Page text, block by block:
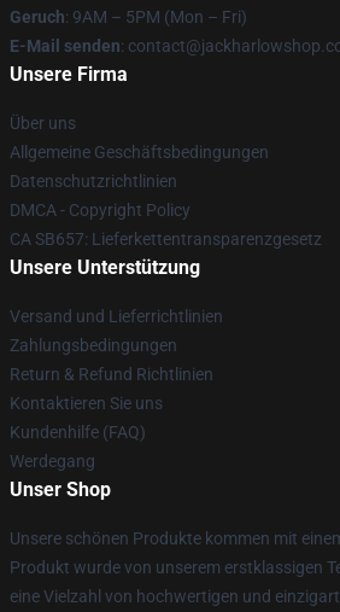
Geruch: 9AM – 5PM (Mon – Fri)
E-Mail senden:
Unsere Firma
Über uns
Allgemeine Geschäftsbedingungen
Datenschutzrichtlinien
DMCA - Copyright Policy
CA SB657: Lieferkettentransparenzgesetz
Unsere Unterstützung
Versand und Lieferrichtlinien
Zahlungsbedingungen
Return & Refund Richtlinien
Kontaktieren Sie uns
Kundenhilfe (FAQ)
Werdegang
Unser Shop
Unsere schönen Produkte kommen mit
Produkt wurde von unserem erstklassigen
eine Vielzahl von hochwertigen und